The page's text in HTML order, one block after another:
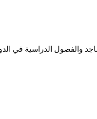
والفصول الدراسية في